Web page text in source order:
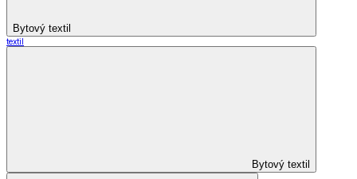
Bytový textil
textil
Bytový textil